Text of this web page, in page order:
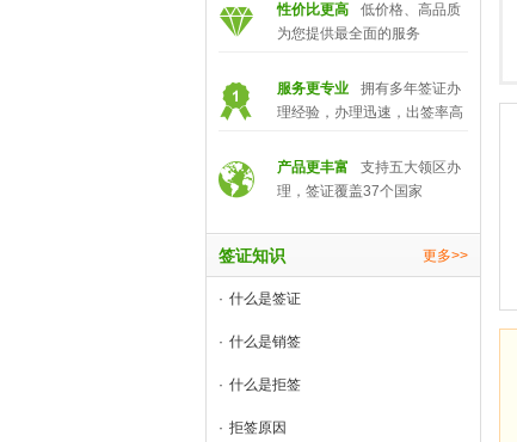
性价比更高
低价格、高品质
为您提供最全面的服务
服务更专业
拥有多年签证办
理经验，办理迅速，出签率高
产品更丰富
支持五大领区办
理，签证覆盖37个国家
签证知识 更多>>
· 什么是签证
· 什么是销签
· 什么是拒签
· 拒签原因